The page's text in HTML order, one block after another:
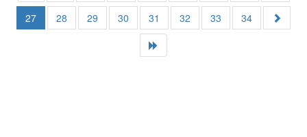
27
28 29 30 31 32 33 34